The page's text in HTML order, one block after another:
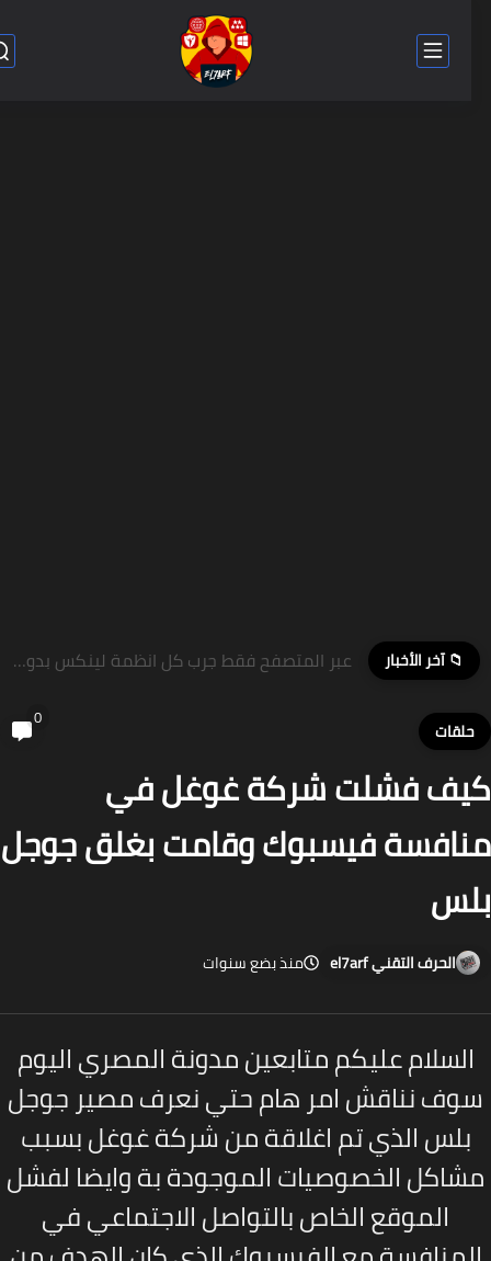
📁 آخر الأخبار عبر المتصفح فقط جرب كل انظمة لينكس بدون تثبيتها
فشلت شركة غوغل في
فيسبوك وقامت بغلق جوجل
الحرف التقني el7arf منذ بضع سنوات
عليكم متابعين مدونة المصري اليوم
نناقش امر هام حتي نعرف مصير جوجل
بلس الذي تم اغلاقة من شركة غوغل بسبب
الخصوصيات الموجودة بة وايضا لفشل
الموقع الخاص بالتواصل الاجتماعي في